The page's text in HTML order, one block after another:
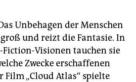
Unbehagen der Menschen
und reizt die Fantasie. In
Fiction-Visionen tauchen sie
Zwecke erschaffenen
Film „Cloud Atlas“ spielte